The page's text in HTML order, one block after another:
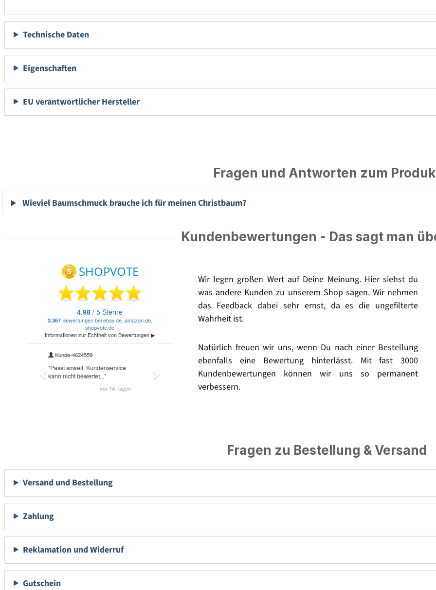
Technische Daten
Eigenschaften
EU verantwortlicher Hersteller
Fragen und Antworten zum
Wieviel Baumschmuck brauche ich für meinen Christbaum?
Kundenbewertungen - Das sagt man
Wir legen großen Wert auf Deine Meinung. Hier siehst du
was andere Kunden zu unserem Shop sagen. Wir nehmen
das Feedback dabei sehr ernst, da es die ungefilterte
Wahrheit ist.
Natürlich freuen wir uns, wenn Du nach einer Bestellung
ebenfalls eine Bewertung hinterlässt. Mit fast 3000
Kundenbewertungen können wir uns so permanent
verbessern.
Fragen zu Bestellung & Versand
Versand und Bestellung
Zahlung
Reklamation und Widerruf
Gutschein